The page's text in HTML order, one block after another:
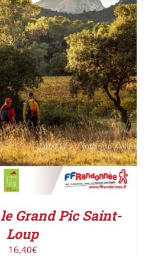
PRODUIT / DÉTAILS
Grand Pic Saint-
Loup
16,40€